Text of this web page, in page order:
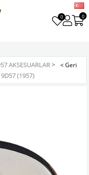
0 0
AKSESUARLAR>
(1957)